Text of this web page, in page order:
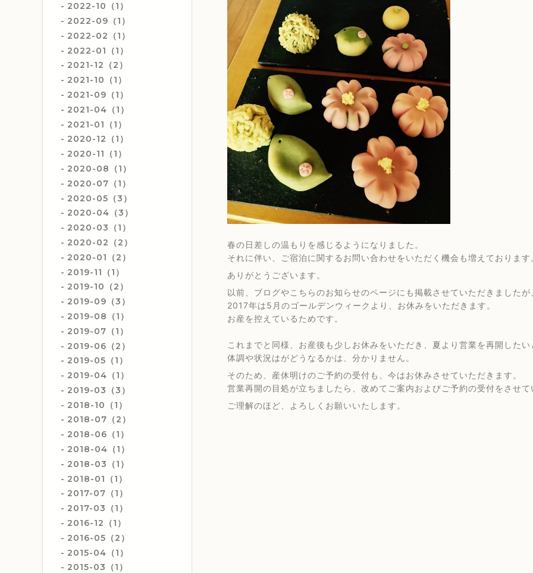
2022-10（1）
2022-09（1）
2022-02（1）
2022-01（1）
2021-12（2）
2021-10（1）
2021-09（1）
2021-04（1）
2021-01（1）
2020-12（1）
2020-11（1）
2020-08（1）
2020-07（1）
2020-05（3）
2020-04（3）
2020-03（1）
2020-02（2）
2020-01（2）
2019-11（1）
2019-10（2）
2019-09（3）
2019-08（1）
2019-07（1）
2019-06（2）
2019-05（1）
2019-04（1）
2019-03（3）
2018-10（1）
2018-07（2）
2018-06（1）
2018-04（1）
2018-03（1）
2018-01（1）
2017-07（1）
2017-03（1）
2016-12（1）
2016-05（2）
2015-04（1）
2015-03（1）
春の日差しの温もりを感じるようになりました。
それに伴い、ご宿泊に関するお問い合わせをいただく機会も増えております
ありがとうございます。
以前、ブログやこちらのお知らせのページにも掲載させていただきましたが
2017年は5月のゴールデンウィークより、お休みをいただきます。
お産を控えているためです。
これまでと同様、お産後も少しお休みをいただき、夏より営業を再開した
体調や状況はがどうなるかは、分かりません。
そのため、産休明けのご予約の受付も、今はお休みさせていただきます。
営業再開の目処が立ちましたら、改めてご案内およびご予約の受付をさせ
ご理解のほど、よろしくお願いいたします。